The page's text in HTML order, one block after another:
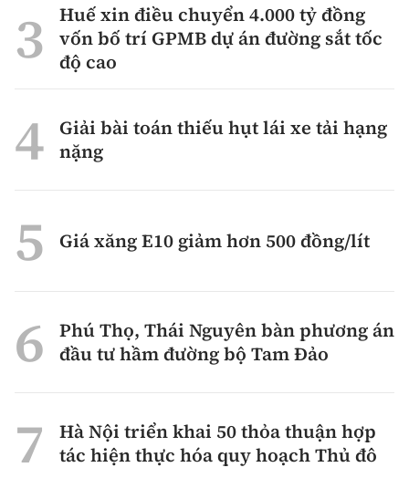
Huế xin điều chuyển 4.000 tỷ đồng
vốn bố trí GPMB dự án đường sắt tốc
độ cao
Giải bài toán thiếu hụt lái xe tải hạng
nặng
Giá xăng E10 giảm hơn 500 đồng/lít
Phú Thọ, Thái Nguyên bàn phương án
đầu tư hầm đường bộ Tam Đảo
Hà Nội triển khai 50 thỏa thuận hợp
tác hiện thực hóa quy hoạch Thủ đô